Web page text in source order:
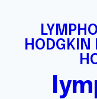
HODGKIN